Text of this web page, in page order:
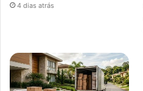
4 dias atrás